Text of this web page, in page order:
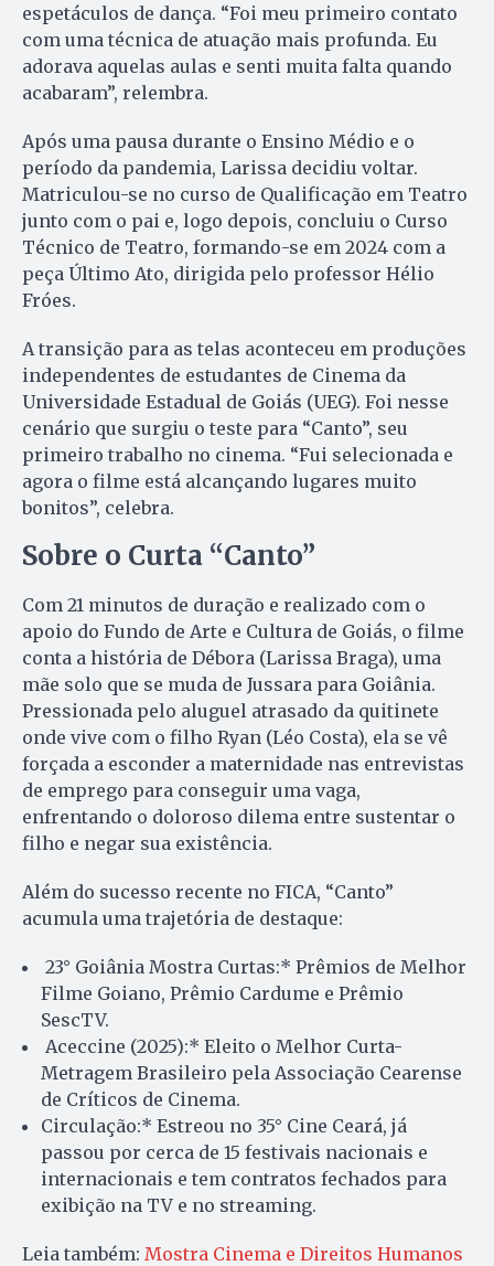
espetáculos de dança. “Foi meu primeiro contato
com uma técnica de atuação mais profunda. Eu
adorava aquelas aulas e senti muita falta quando
acabaram”, relembra.
Após uma pausa durante o Ensino Médio e o
período da pandemia, Larissa decidiu voltar.
Matriculou-se no curso de Qualificação em Teatro
junto com o pai e, logo depois, concluiu o Curso
Técnico de Teatro, formando-se em 2024 com a
peça Último Ato, dirigida pelo professor Hélio
Fróes.
A transição para as telas aconteceu em produções
independentes de estudantes de Cinema da
Universidade Estadual de Goiás (UEG). Foi nesse
cenário que surgiu o teste para “Canto”, seu
primeiro trabalho no cinema. “Fui selecionada e
agora o filme está alcançando lugares muito
bonitos”, celebra.
Sobre o Curta “Canto”
Com 21 minutos de duração e realizado com o
apoio do Fundo de Arte e Cultura de Goiás, o filme
conta a história de Débora (Larissa Braga), uma
mãe solo que se muda de Jussara para Goiânia.
Pressionada pelo aluguel atrasado da quitinete
onde vive com o filho Ryan (Léo Costa), ela se vê
forçada a esconder a maternidade nas entrevistas
de emprego para conseguir uma vaga,
enfrentando o doloroso dilema entre sustentar o
filho e negar sua existência.
Além do sucesso recente no FICA, “Canto”
acumula uma trajetória de destaque:
23° Goiânia Mostra Curtas:* Prêmios de Melhor
Filme Goiano, Prêmio Cardume e Prêmio
SescTV.
Aceccine (2025):* Eleito o Melhor Curta-
Metragem Brasileiro pela Associação Cearense
de Críticos de Cinema.
Circulação:* Estreou no 35° Cine Ceará, já
passou por cerca de 15 festivais nacionais e
internacionais e tem contratos fechados para
exibição na TV e no streaming.
Leia também: Mostra Cinema e Direitos Humanos